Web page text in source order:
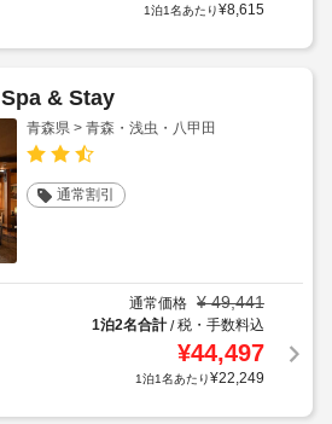
1泊1名あたり¥8,615
& Stay
青森県 > 青森・浅虫・八甲田
通常割引
通常価格 ¥ 49,441
1泊2名合計/税・手数料込
¥44,497
1泊1名あたり¥22,249